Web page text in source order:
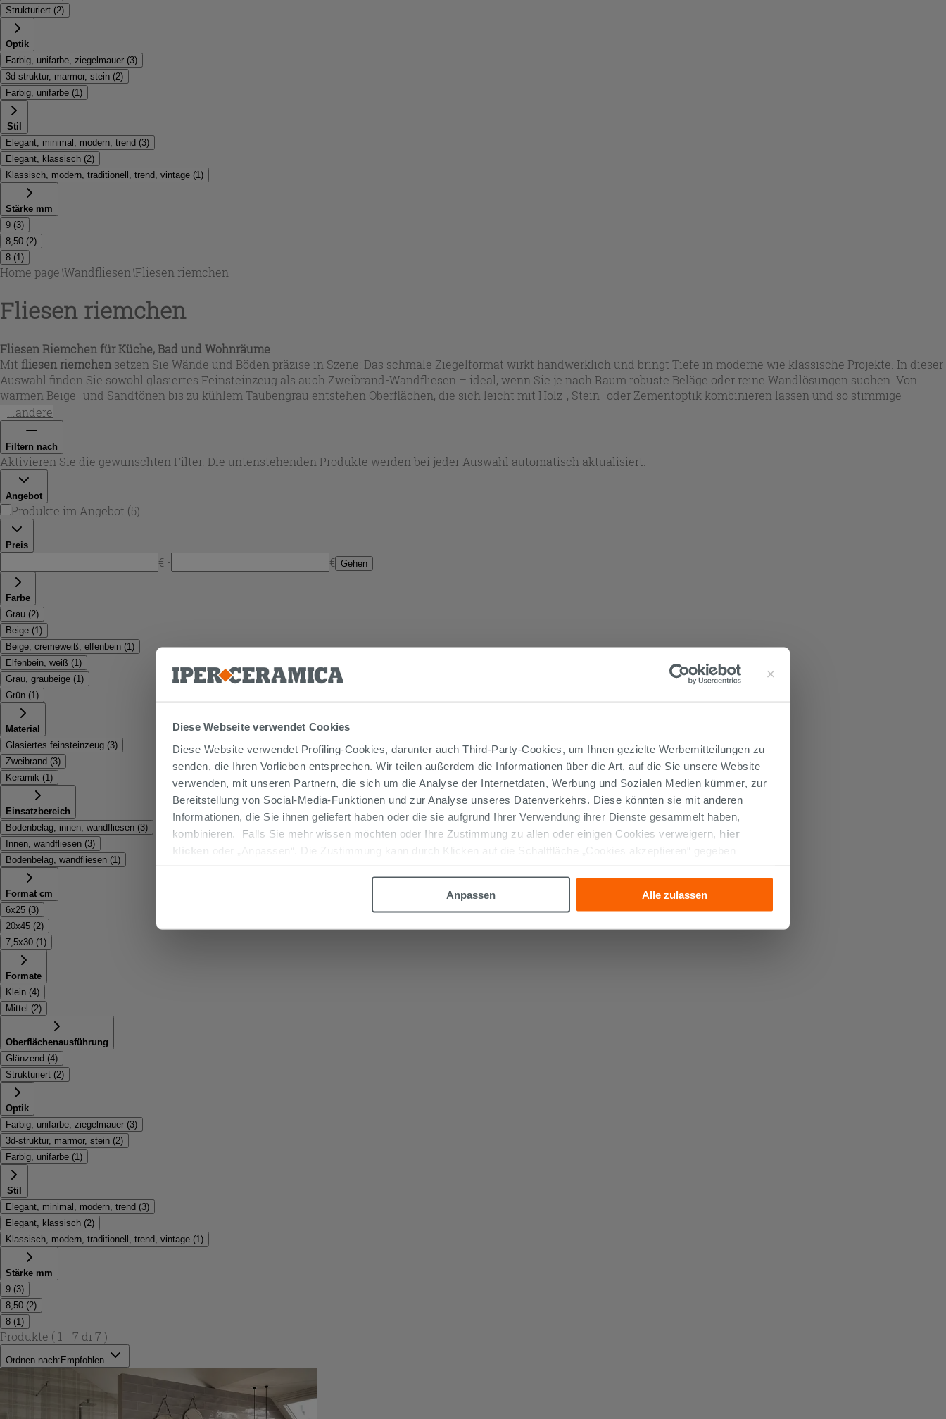
Diese Webseite verwendet Cookies
Diese Website verwendet Profiling-Cookies, darunter auch Third-Party-Cookies, um Ihnen gezielte Werbemitteilungen zu
senden, die Ihren Vorlieben entsprechen. Wir teilen außerdem die Informationen über die Art, auf die Sie unsere Website
verwenden, mit unseren Partnern, die sich um die Analyse der Internetdaten, Werbung und Sozialen Medien kümmer, zur
Bereitstellung von Social-Media-Funktionen und zur Analyse unseres Datenverkehrs. Diese könnten sie mit anderen
Informationen, die Sie ihnen geliefert haben oder die sie aufgrund Ihrer Verwendung ihrer Dienste gesammelt haben,
kombinieren. Falls Sie mehr wissen möchten oder Ihre Zustimmung zu allen oder einigen Cookies verweigern, hier
klicken
oder „Anpassen“. Die Zustimmung kann durch Klicken auf die Schaltfläche „Cookies akzeptieren“ gegeben
Anpassen
Alle zulassen
Strukturiert (2)
Optik
Farbig, unifarbe, ziegelmauer (3)
3d-struktur, marmor, stein (2)
Farbig, unifarbe (1)
Stil
Elegant, minimal, modern, trend (3)
Elegant, klassisch (2)
Klassisch, modern, traditionell, trend, vintage (1)
Stärke mm
9 (3)
8,50 (2)
8 (1)
Home page\Wandfliesen \Fliesen riemchen
Fliesen riemchen
Fliesen Riemchen für Küche, Bad und Wohnräume
Mit fliesen riemchen setzen Sie Wände und Böden präzise in Szene: Das schmale Ziegelformat wirkt handwerklich und bringt Tiefe in moderne wie klassische Projekte. In dieser
Auswahl finden Sie sowohl glasiertes Feinsteinzeug als auch Zweibrand-Wandfliesen – ideal, wenn Sie je nach Raum robuste Beläge oder reine Wandlösungen suchen. Von
warmen Beige- und Sandtönen bis zu kühlem Taubengrau entstehen Oberflächen, die sich leicht mit Holz-, Stein- oder Zementoptik kombinieren lassen und so stimmige
Raumkonzepte ermöglichen.
...andere
Filtern nach
Aktivieren Sie die gewünschten Filter. Die untenstehenden Produkte werden bei jeder Auswahl automatisch aktualisiert.
Angebot
Produkte im Angebot (5)
Preis
€ - € Gehen
Farbe
Grau (2)
Beige (1 )
Beige, cremeweiß, elfenbein (1 )
Elfenbein, weiß (1 )
Grau, graubeige (1 )
Grün (1 )
Material
Glasiertes feinsteinzeug (3)
Zweibrand (3)
Keramik (1 )
Einsatzbereich
Bodenbelag, innen, wandfliesen (3)
Innen, wandfliesen (3)
Bodenbelag, wandfliesen (1 )
Format cm
6x25 (3)
20x45 (2)
7,5x30 (1 )
Formate
Klein (4)
Mittel (2)
Oberflächenausführung
Glänzend (4)
Strukturiert (2)
Optik
Farbig, unifarbe, ziegelmauer (3)
3d-struktur, marmor, stein (2)
Farbig, unifarbe (1 )
Stil
Elegant, minimal, modern, trend (3)
Elegant, klassisch (2)
Klassisch, modern, traditionell, trend, vintage (1 )
Stärke mm
9 (3)
8,50 (2)
8 (1 )
Produkte ( 1 - 7 di 7 )
Ordnen nach: Empfohlen